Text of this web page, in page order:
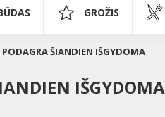
GROŽIS
PODAGRA ŠIANDIEN IŠGYDOMA
IŠGYDOMA